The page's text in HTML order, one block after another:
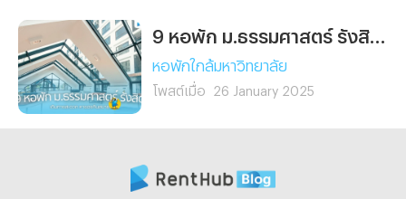
หอพักใกล้มหาวิทยาลัย
โพสต์เมื่อ 26 January 2025